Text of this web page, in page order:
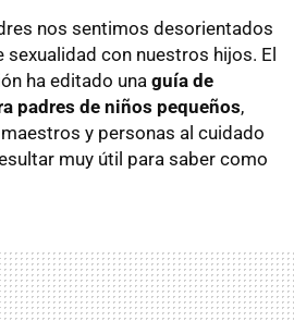
nos sentimos desorientados
con nuestros hijos. El
ha editado una guía de
padres de niños pequeños,
y personas al cuidado
muy útil para saber como